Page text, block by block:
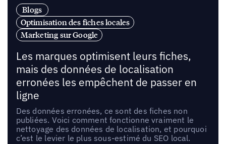
Blogs
Optimisation des fiches locales
Marketing sur Google
Les marques optimisent leurs fiches,
mais des données de localisation
erronées les empêchent de passer en
ligne
Des données erronées, ce sont des fiches non
publiées. Voici comment fonctionne vraiment le
nettoyage des données de localisation, et pourquoi
c’est le levier le plus sous-estimé du SEO local.